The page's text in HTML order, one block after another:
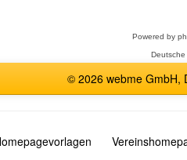
Powered by
© 2026 webme GmbH,